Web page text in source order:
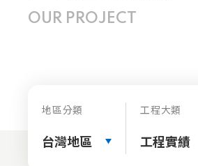
OUR PROJECT
地區分類
台灣地區
工程大類
工程實績